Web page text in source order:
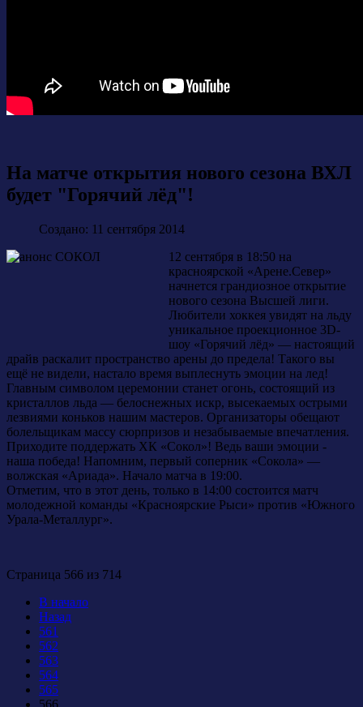
На матче открытия нового сезона ВХЛ
будет "Горячий лёд"!
Создано: 11 сентября 2014
12 сентября в 18:50 на
красноярской «Арене.Север»
начнется грандиозное открытие
нового сезона Высшей лиги.
Любители хоккея увидят на льду
уникальное проекционное 3D-
шоу «Горячий лёд» — настоящий
драйв раскалит пространство арены до предела! Такого вы
ещё не видели, настало время выплеснуть эмоции на лед!
Главным символом церемонии станет огонь, состоящий из
кристаллов льда — белоснежных искр, высекаемых острыми
лезвиями коньков нашим мастеров. Организаторы обещают
болельщикам массу сюрпризов и незабываемые впечатления.
Приходите поддержать ХК «Сокол»! Ведь ваши эмоции -
наша победа! Напомним, первый соперник «Сокола» —
волжская «Ариада». Начало матча в 19:00.
Отметим, что в этот день, только в 14:00 состоится матч
молодежной команды «Красноярские Рыси» против «Южного
Урала-Металлург».
Страница 566 из 714
В начало
Назад
561
562
563
564
565